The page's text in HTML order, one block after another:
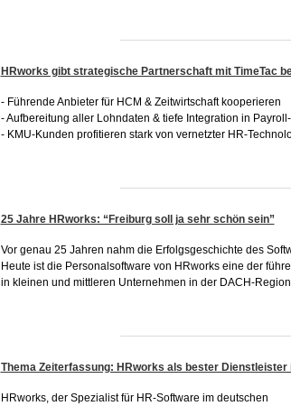
HRworks gibt strategische Partnerschaft mit TimeTac
- Führende Anbieter für HCM & Zeitwirtschaft kooperieren
- Aufbereitung aller Lohndaten & tiefe Integration in
- KMU-Kunden profitieren stark von vernetzter HR-
25 Jahre HRworks: “Freiburg soll ja sehr schön sein”
Vor genau 25 Jahren nahm die Erfolgsgeschichte des
Heute ist die Personalsoftware von HRworks eine der
in kleinen und mittleren Unternehmen in der DACH-
Thema Zeiterfassung: HRworks als bester
HRworks, der Spezialist für HR-Software im deutschen